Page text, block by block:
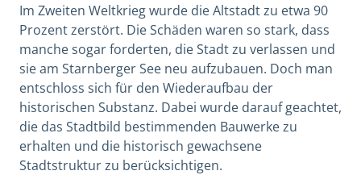
Im Zweiten Weltkrieg wurde die Altstadt zu etwa 90
Prozent zerstört. Die Schäden waren so stark, dass
manche sogar forderten, die Stadt zu verlassen und
sie am Starnberger See neu aufzubauen. Doch man
entschloss sich für den Wiederaufbau der
historischen Substanz. Dabei wurde darauf geachtet,
die das Stadtbild bestimmenden Bauwerke zu
erhalten und die historisch gewachsene
Stadtstruktur zu berücksichtigen.